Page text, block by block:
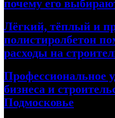
почему его
Лёгкий, тёплый и
полистиролбетон
расходы на
Профессиональное
бизнеса и
Подмосковье